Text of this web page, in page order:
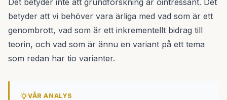
Det betyder inte att grundforskning är ointressant. Det
betyder att vi behöver vara ärliga med vad som är ett
genombrott, vad som är ett inkrementellt bidrag till
teorin, och vad som är ännu en variant på ett tema
som redan har tio varianter.
VÅR ANALYS